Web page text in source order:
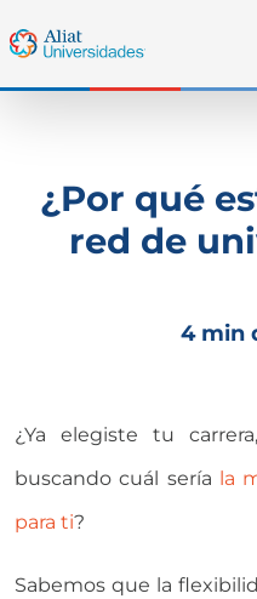
¿Por qué
red de
4 min
¿Ya elegiste tu
buscando cuál sería la
para ti?
Sabemos que la